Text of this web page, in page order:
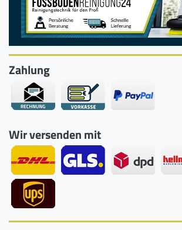
Zahlung
Wir versenden mit